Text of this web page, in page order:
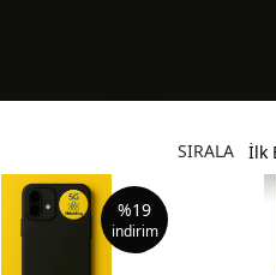
SIRALA
%19
indirim